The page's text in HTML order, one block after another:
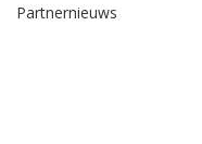
Partnernieuws